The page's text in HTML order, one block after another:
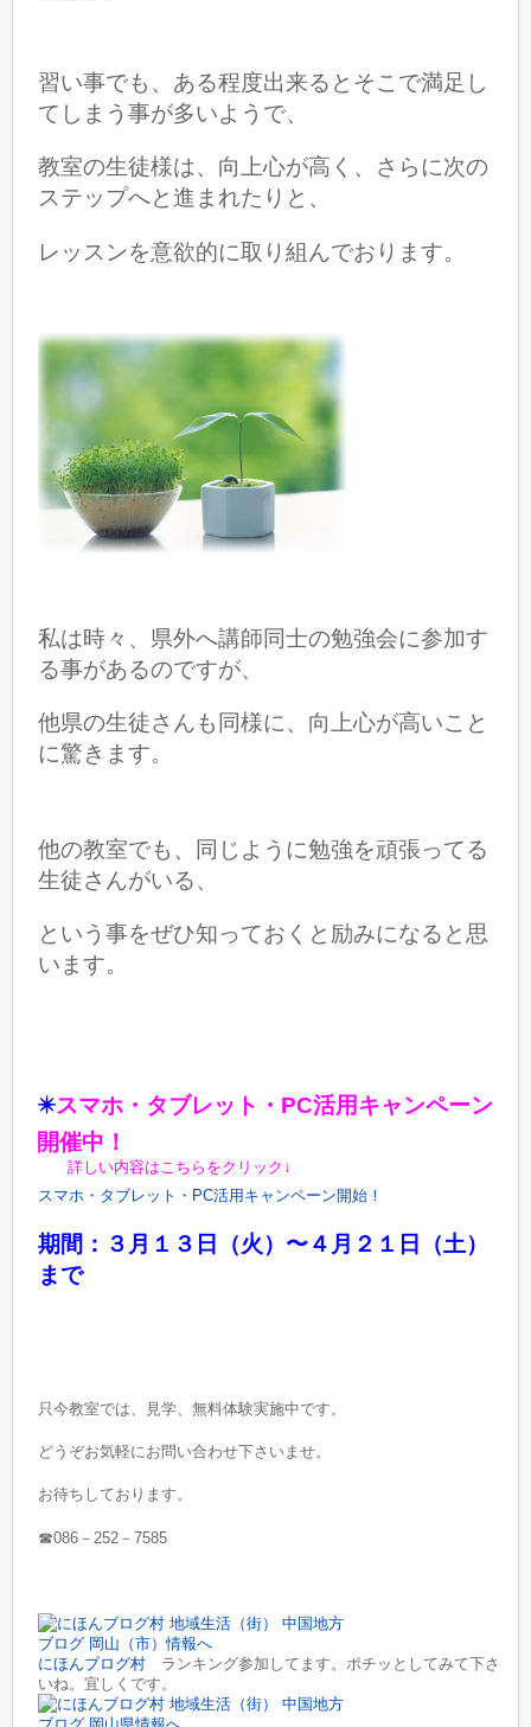
習い事でも、ある程度出来るとそこで満足し
てしまう事が多いようで、
教室の生徒様は、向上心が高く、さらに次の
ステップへと進まれたりと、
レッスンを意欲的に取り組んでおります。
私は時々、県外へ講師同士の勉強会に参加す
る事があるのですが、
他県の生徒さんも同様に、向上心が高いこと
に驚きます。
他の教室でも、同じように勉強を頑張ってる
生徒さんがいる、
という事をぜひ知っておくと励みになると思
います。
✴️スマホ・タブレット・PC活用キャンペーン
開催中！
詳しい内容はこちらをクリック↓
スマホ・タブレット・PC活用キャンペーン開始！
期間：３月１３日（火）〜４月２１日（土）
まで
只今教室では、見学、無料体験実施中です。
どうぞお気軽にお問い合わせ下さいませ。
お待ちしております。
☎086－252－7585
にほんブログ村 ランキング参加してます。ポチッとしてみて下さ
いね。宜しくです。